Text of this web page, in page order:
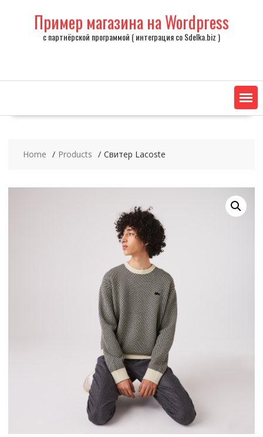
Пример магазина на Wordpress
с партнёрской программой ( интеграция со Sdelka.biz )
Home Products Свитер Lacoste